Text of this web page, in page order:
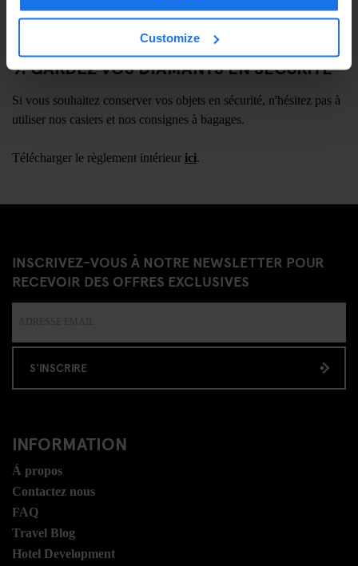
Customize
Besoin de rafraîchissement ? Demandez simplement à la réception
des serviettes ou du linge de lit propres.
9. GARDEZ VOS DIAMANTS EN SÉCURITÉ
Si vous souhaitez conserver vos objets en sécurité, n'hésitez pas à
utiliser nos casiers et nos consignes à bagages.
Télécharger le règlement intérieur ici.
INSCRIVEZ-VOUS À NOTRE NEWSLETTER POUR
RECEVOIR DES OFFRES EXCLUSIVES
S'INSCRIRE
INFORMATION
Á propos
Contactez nous
FAQ
Travel Blog
Hotel Development